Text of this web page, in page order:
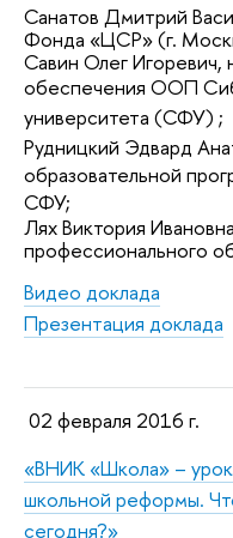
Санатов Дмитрий
Фонда «ЦСР» (г.
Савин Олег Игоревич,
обеспечения ООП
университета (СФУ) ;
Рудницкий Эдвард
образовательной
СФУ;
Лях Виктория
профессионального
Видео доклада
Презентация доклада
02 февраля 2016 г.
«ВНИК «Школа» –
школьной реформы.
сегодня?»